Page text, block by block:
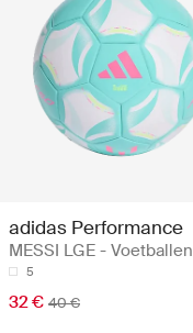
adidas Performance
MESSI LGE - Voetballen
5
32 € 40 €